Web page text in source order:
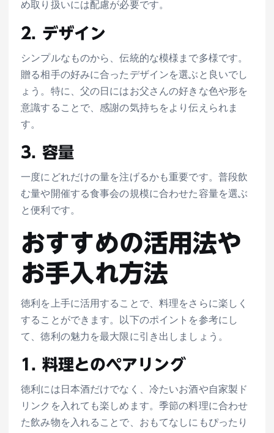
め取り扱いには配慮が必要です。
2. デザイン
シンプルなものから、伝統的な模様まで多様です。
贈る相手の好みに合ったデザインを選ぶと良いでし
ょう。特に、父の日にはお父さんの好きな色や形を
意識することで、感謝の気持ちをより伝えられま
す。
3. 容量
一度にどれだけの量を注げるかも重要です。普段飲
む量や開催する食事会の規模に合わせた容量を選ぶ
と便利です。
おすすめの活用法や
お手入れ方法
徳利を上手に活用することで、料理をさらに楽しく
することができます。以下のポイントを参考にし
て、徳利の魅力を最大限に引き出しましょう。
1. 料理とのペアリング
徳利には日本酒だけでなく、冷たいお酒や自家製ド
リンクを入れても楽しめます。季節の料理に合わせ
た飲み物を入れることで、おもてなしにもぴったり